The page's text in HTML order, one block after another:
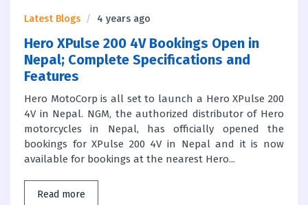
Latest Blogs 4 years ago
Hero XPulse 200 4V Bookings Open in
Nepal; Complete Specifications and
Features
Hero MotoCorp is all set to launch a Hero XPulse 200
4V in Nepal. NGM, the authorized distributor of Hero
motorcycles in Nepal, has officially opened the
bookings for XPulse 200 4V in Nepal and it is now
available for bookings at the nearest Hero...
Read more